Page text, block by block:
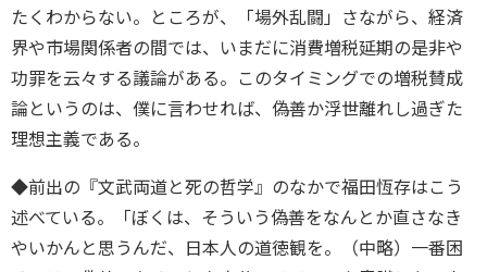
たくわからない。ところが、「場外乱闘」さながら、経済
界や市場関係者の間では、いまだに消費増税延期の是非や
功罪を云々する議論がある。このタイミングでの増税賛成
論というのは、僕に言わせれば、偽善か浮世離れし過ぎた
理想主義である。
◆前出の『文武両道と死の哲学』のなかで福田恆存はこう
述べている。「ぼくは、そういう偽善をなんとか直さなき
やいかんと思うんだ、日本人の道徳観を。（中略）一番困